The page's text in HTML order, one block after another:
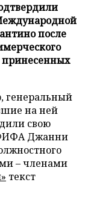
после
принесенных
генеральный
на ней
свою
Джанни
– членами
текст